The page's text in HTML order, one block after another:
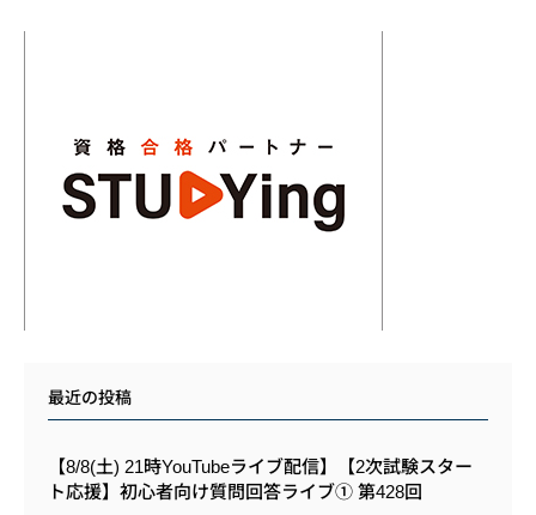
最近の投稿
【8/8(土) 21時YouTubeライブ配信】【2次試験スター
ト応援】初心者向け質問回答ライブ① 第428回